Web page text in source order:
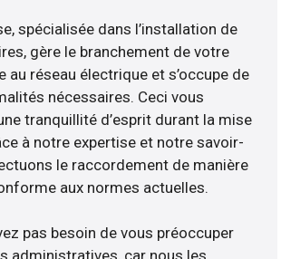
spécialisée dans l’installation de
gère le branchement de votre
au réseau électrique et s’occupe de
nécessaires. Ceci vous
tranquillité d’esprit durant la mise
à notre expertise et notre savoir-
le raccordement de manière
aux normes actuelles.
pas besoin de vous préoccuper